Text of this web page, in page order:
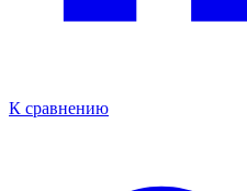
К сравнению